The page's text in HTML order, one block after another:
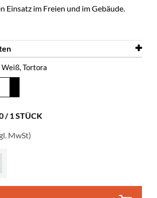
Einsatz im Freien und im Gebäude.
mm
gegossener Kunststoff,
Weiß, Tortora
/ 1 STÜCK
MwSt)